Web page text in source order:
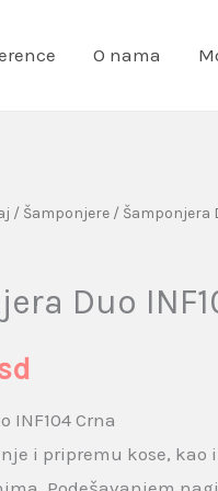
O nama
/ Šamponjere / Šamponjera
Duo
INF104 Crna
i pripremu kose, kao